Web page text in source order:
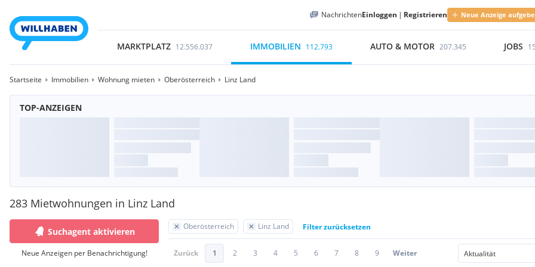
NachrichtenEinloggen | Registrieren Neue Anzeige
MARKTPLATZ 12.556.037 IMMOBILIEN 112.793 AUTO & MOTOR 207.345 JOBS
Startseite Immobilien Wohnung mieten Oberösterreich Linz Land
TOP-ANZEIGEN
283 Mietwohnungen in Linz Land
Suchagent aktivieren
Neue Anzeigen per Benachrichtigung!
Oberösterreich Linz Land Filter zurücksetzen
Zurück 1 2 3 4 5 6 7 8 9 Weiter